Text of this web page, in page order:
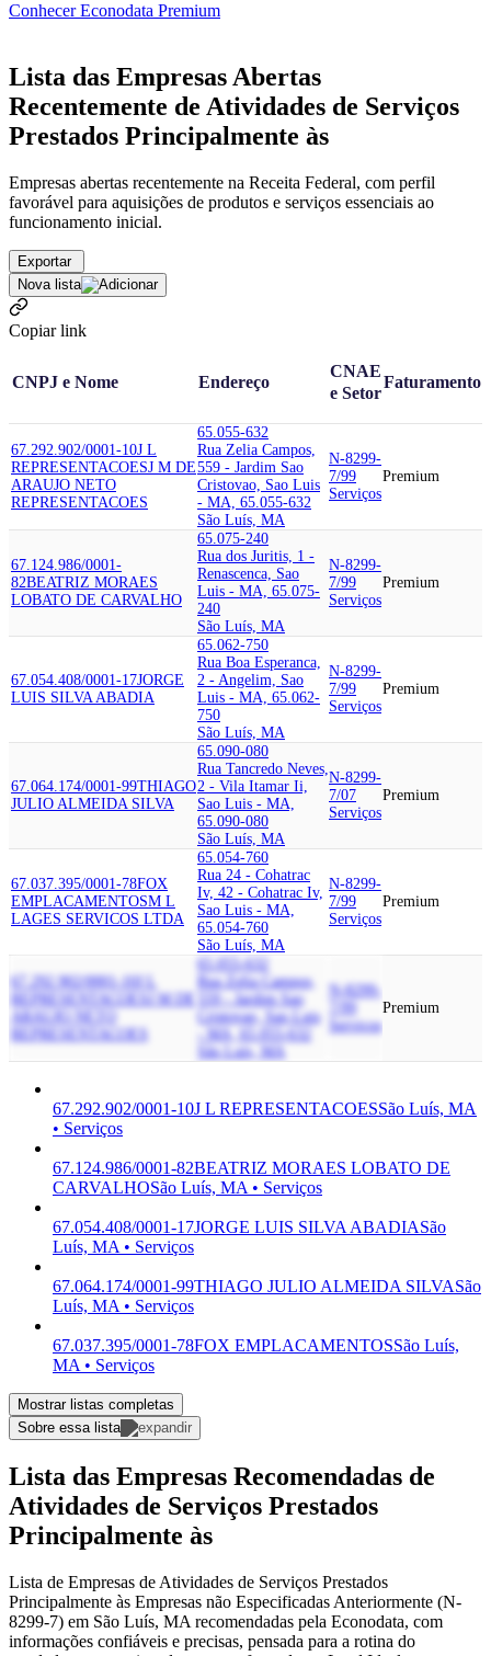
Conhecer Econodata Premium
Lista das Empresas Abertas
Recentemente de Atividades de Serviços
Prestados Principalmente às
Empresas abertas recentemente na Receita Federal, com perfil
favorável para aquisições de produtos e serviços essenciais ao
funcionamento inicial.
Exportar
Nova lista
Copiar link
CNPJ e Nome Endereço
CNAE
e Setor
Faturamento
67.292.902/0001-10J L
REPRESENTACOESJ M DE
ARAUJO NETO
REPRESENTACOES
65.055-632
Rua Zelia Campos,
559 - Jardim Sao
Cristovao, Sao Luis
- MA, 65.055-632
São Luís, MA
N-8299-
7/99
Serviços
Premium
67.124.986/0001-
82BEATRIZ MORAES
LOBATO DE CARVALHO
65.075-240
Rua dos Juritis, 1 -
Renascenca, Sao
Luis - MA, 65.075-
240
São Luís, MA
N-8299-
7/99
Serviços
Premium
67.054.408/0001-17JORGE
LUIS SILVA ABADIA
65.062-750
Rua Boa Esperanca,
2 - Angelim, Sao
Luis - MA, 65.062-
750
São Luís, MA
N-8299-
7/99
Serviços
Premium
67.064.174/0001-99THIAGO
JULIO ALMEIDA SILVA
65.090-080
Rua Tancredo Neves,
2 - Vila Itamar Ii,
Sao Luis - MA,
65.090-080
São Luís, MA
N-8299-
7/07
Serviços
Premium
67.037.395/0001-78FOX
EMPLACAMENTOSM L
LAGES SERVICOS LTDA
65.054-760
Rua 24 - Cohatrac
Iv, 42 - Cohatrac Iv,
Sao Luis - MA,
65.054-760
São Luís, MA
N-8299-
7/99
Serviços
Premium
67.292.902/0001-10J L
REPRESENTACOES
J M DE
ARAUJO NETO
REPRESENTACOES
65.055-632
Rua Zelia Campos,
559 - Jardim Sao
Cristovao, Sao Luis
- MA, 65.055-632
São Luís, MA
N-8299-
Serviços
Premium
67.292.902/0001-10J L REPRESENTACOESSão Luís, MA
• Serviços
67.124.986/0001-82BEATRIZ MORAES LOBATO DE
CARVALHOSão Luís, MA • Serviços
67.054.408/0001-17JORGE LUIS SILVA ABADIASão
Luís, MA • Serviços
67.064.174/0001-99THIAGO JULIO ALMEIDA SILVASão
Luís, MA • Serviços
67.037.395/0001-78FOX EMPLACAMENTOSSão Luís,
MA • Serviços
Mostrar listas completas
Sobre essa lista
Lista das Empresas Recomendadas de
Atividades de Serviços Prestados
Principalmente às
Lista de Empresas de Atividades de Serviços Prestados
Principalmente às Empresas não Especificadas Anteriormente (N-
8299-7) em São Luís, MA recomendadas pela Econodata, com
informações confiáveis e precisas, pensada para a rotina do